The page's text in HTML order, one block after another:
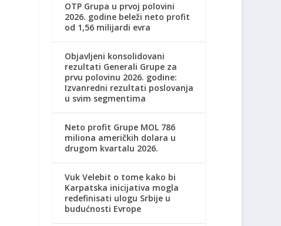
OTP Grupa u prvoj polovini
2026. godine beleži neto profit
od 1,56 milijardi evra
Objavljeni konsolidovani
rezultati Generali Grupe za
prvu polovinu 2026. godine:
Izvanredni rezultati poslovanja
u svim segmentima
Neto profit Grupe MOL 786
miliona američkih dolara u
drugom kvartalu 2026.
Vuk Velebit o tome kako bi
Karpatska inicijativa mogla
redefinisati ulogu Srbije u
budućnosti Evrope